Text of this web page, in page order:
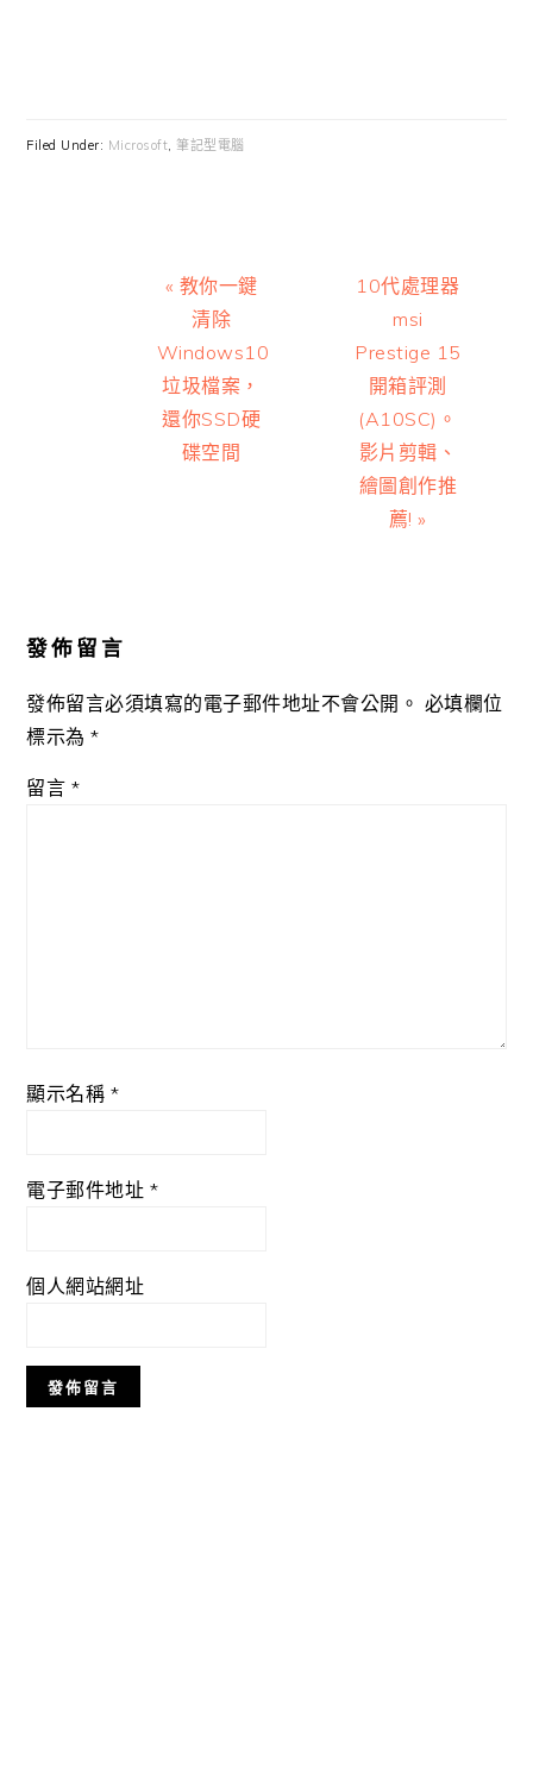
Filed Under: Microsoft, 筆記型電腦
Previous
Post:
« 教你一鍵
清除
Windows10
垃圾檔案，
還你SSD硬
碟空間
Next
Post:
10代處理器
msi
Prestige 15
開箱評測
(A10SC)。
影片剪輯、
繪圖創作推
薦! »
發佈留言
發佈留言必須填寫的電子郵件地址不會公開。 必填欄位
標示為*
留言 *
顯示名稱 *
電子郵件地址 *
個人網站網址